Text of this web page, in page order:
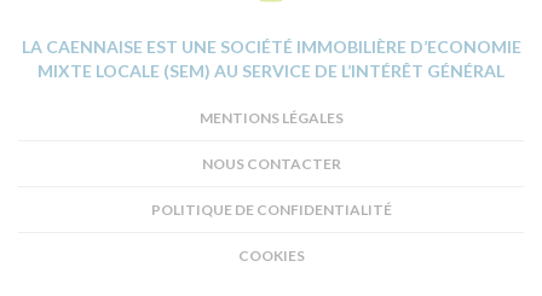
LA CAENNAISE EST UNE SOCIÉTÉ IMMOBILIÈRE D’ECONOMIE
MIXTE LOCALE (SEM) AU SERVICE DE L’INTÉRÊT GÉNÉRAL
MENTIONS LÉGALES
NOUS CONTACTER
POLITIQUE DE CONFIDENTIALITÉ
COOKIES